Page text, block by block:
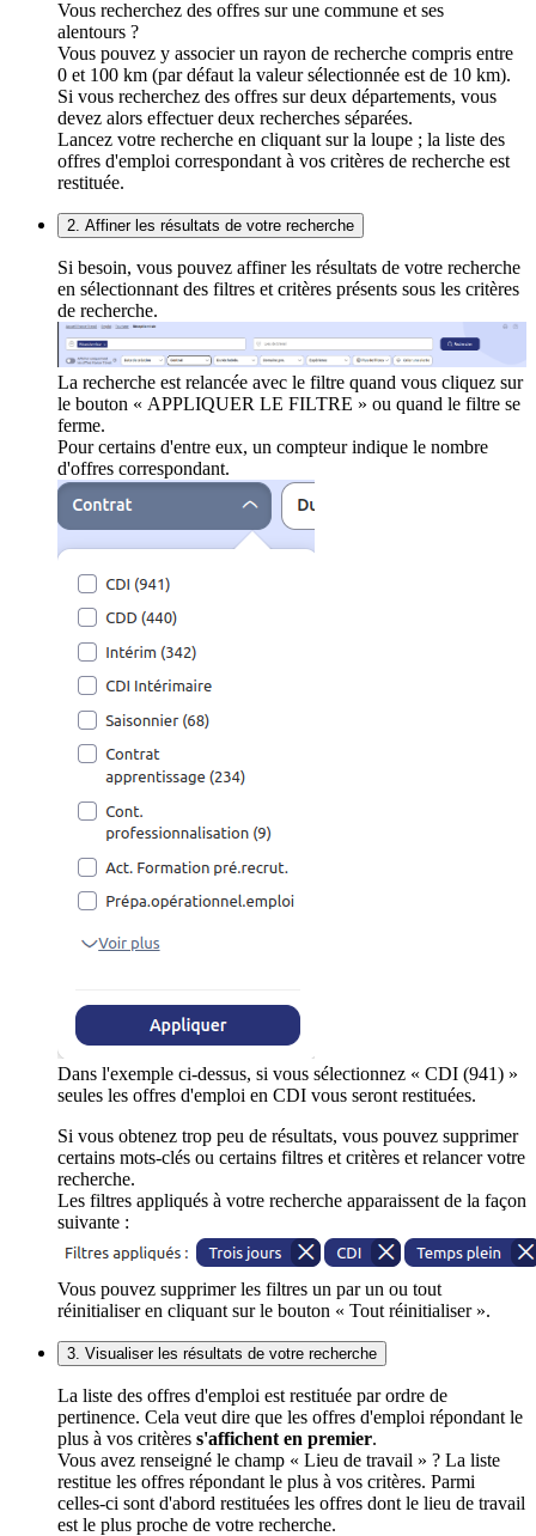
Vous recherchez des offres sur une commune et ses
alentours ?
Vous pouvez y associer un rayon de recherche compris entre
0 et 100 km (par défaut la valeur sélectionnée est de 10 km).
Si vous recherchez des offres sur deux départements, vous
devez alors effectuer deux recherches séparées.
Lancez votre recherche en cliquant sur la loupe ; la liste des
offres d'emploi correspondant à vos critères de recherche est
restituée.
2. Affiner les résultats de votre recherche
Si besoin, vous pouvez affiner les résultats de votre recherche
en sélectionnant des filtres et critères présents sous les critères
de recherche.
La recherche est relancée avec le filtre quand vous cliquez sur
le bouton « APPLIQUER LE FILTRE » ou quand le filtre se
ferme.
Pour certains d'entre eux, un compteur indique le nombre
d'offres correspondant.
Dans l'exemple ci-dessus, si vous sélectionnez « CDI (941) »
seules les offres d'emploi en CDI vous seront restituées.
Si vous obtenez trop peu de résultats, vous pouvez supprimer
certains mots-clés ou certains filtres et critères et relancer votre
recherche.
Les filtres appliqués à votre recherche apparaissent de la façon
suivante :
Vous pouvez supprimer les filtres un par un ou tout
réinitialiser en cliquant sur le bouton « Tout réinitialiser ».
3. Visualiser les résultats de votre recherche
La liste des offres d'emploi est restituée par ordre de
pertinence. Cela veut dire que les offres d'emploi répondant le
plus à vos critères s'affichent en premier.
Vous avez renseigné le champ « Lieu de travail » ? La liste
restitue les offres répondant le plus à vos critères. Parmi
celles-ci sont d'abord restituées les offres dont le lieu de travail
est le plus proche de votre recherche.